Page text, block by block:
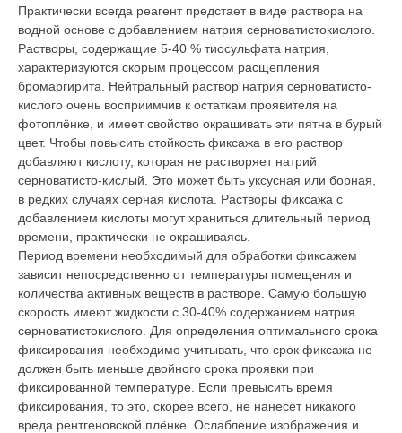
Практически всегда реагент предстает в виде раствора на
водной основе с добавлением натрия серноватистокислого.
Растворы, содержащие 5-40 % тиосульфата натрия,
характеризуются скорым процессом расщепления
бромаргирита. Нейтральный раствор натрия серноватисто-
кислого очень восприимчив к остаткам проявителя на
фотоплёнке, и имеет свойство окрашивать эти пятна в бурый
цвет. Чтобы повысить стойкость фиксажа в его раствор
добавляют кислоту, которая не растворяет натрий
серноватисто-кислый. Это может быть уксусная или борная,
в редких случаях серная кислота. Растворы фиксажа с
добавлением кислоты могут храниться длительный период
времени, практически не окрашиваясь.
Период времени необходимый для обработки фиксажем
зависит непосредственно от температуры помещения и
количества активных веществ в растворе. Самую большую
скорость имеют жидкости с 30-40% содержанием натрия
серноватистокислого. Для определения оптимального срока
фиксирования необходимо учитывать, что срок фиксажа не
должен быть меньше двойного срока проявки при
фиксированной температуре. Если превысить время
фиксирования, то это, скорее всего, не нанесёт никакого
вреда рентгеновской плёнке. Ослабление изображения и